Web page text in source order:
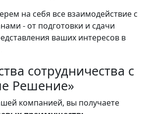
на себя все взаимодействие с
- от подготовки и сдачи
ваших интересов в
сотрудничества с
Решение»
компанией, вы получаете